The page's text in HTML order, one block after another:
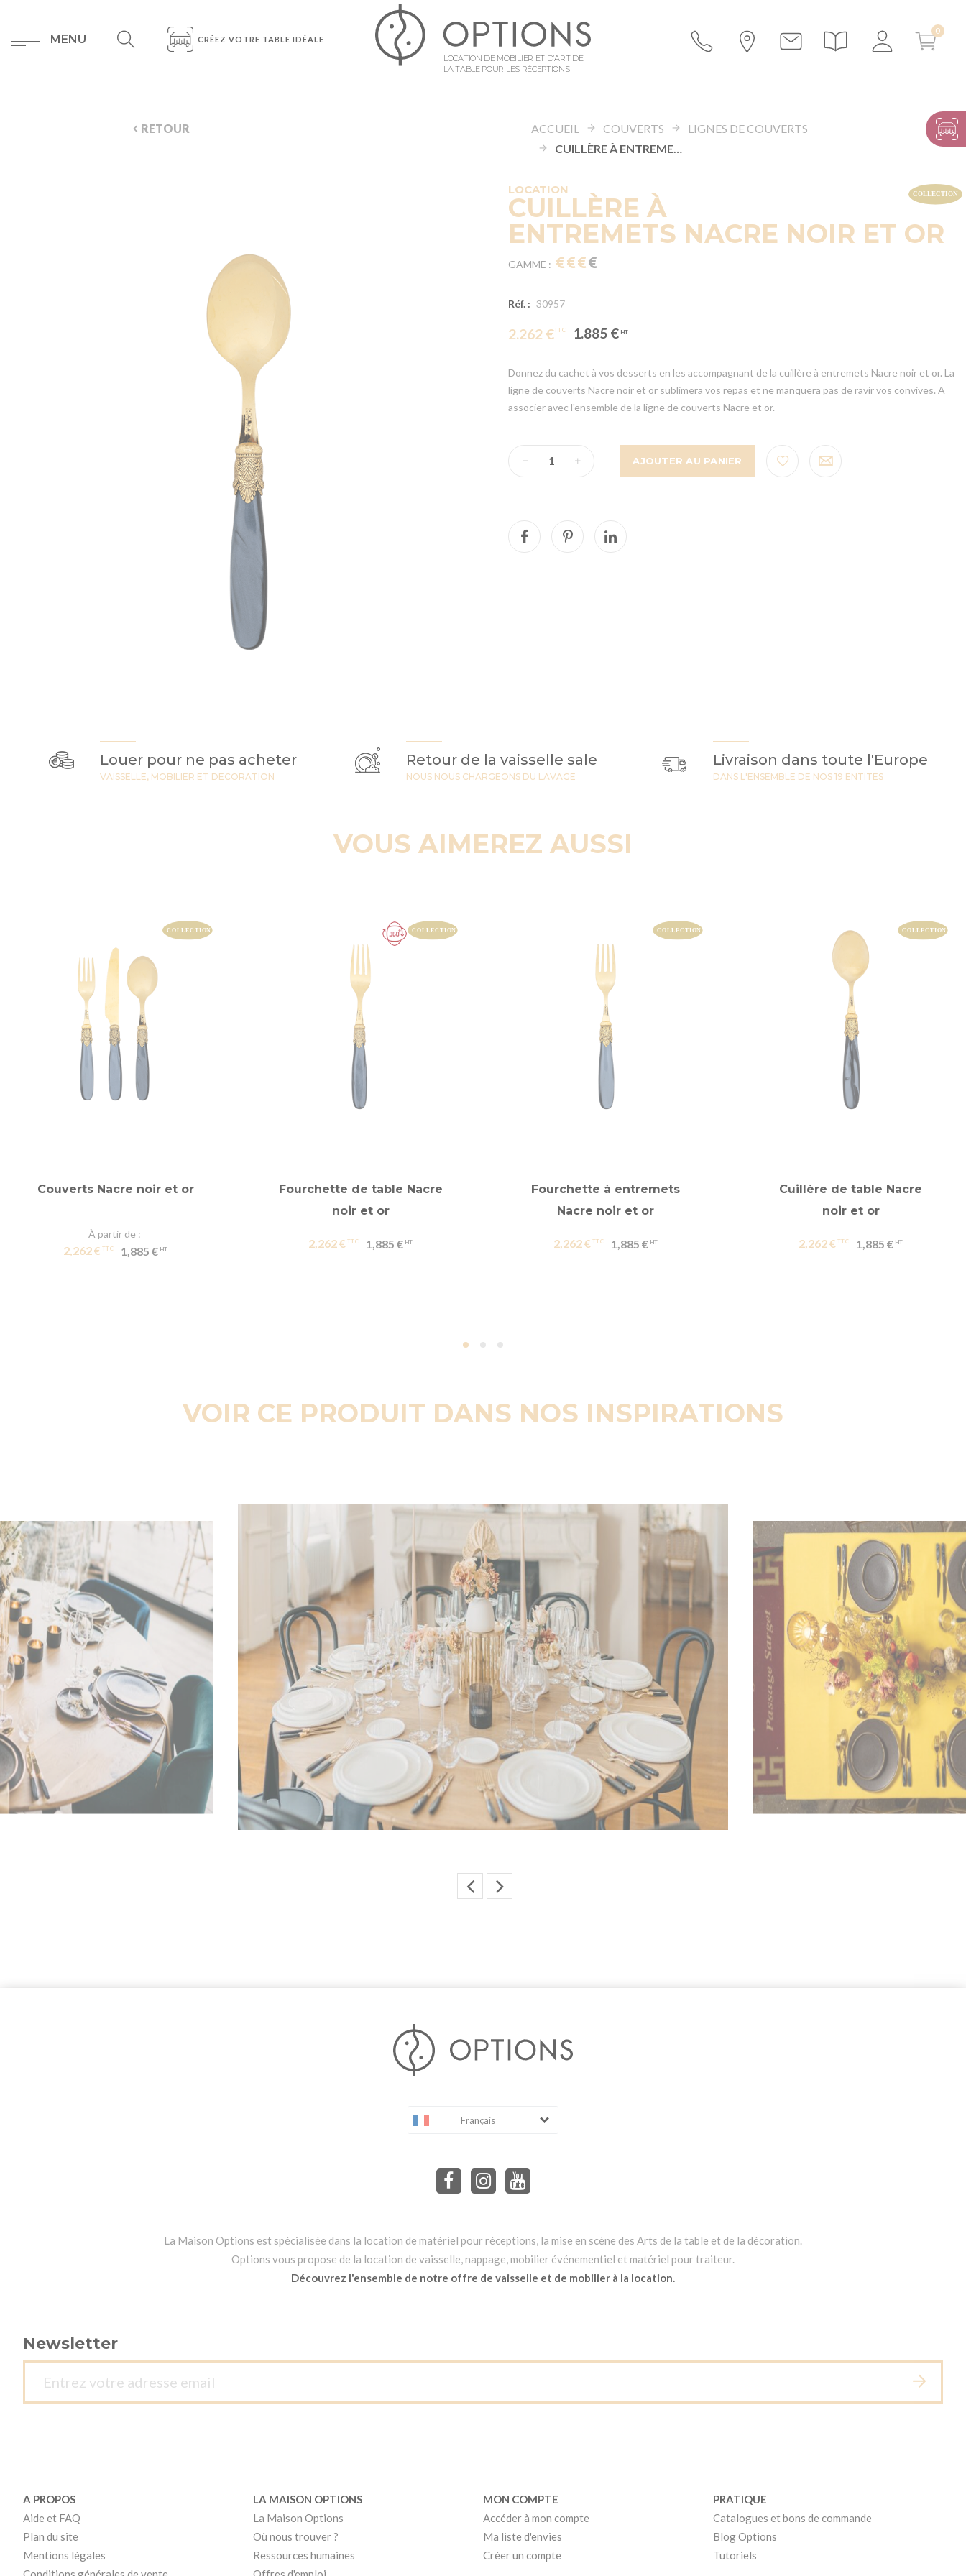
MENU CRÉEZ VOTRE TABLE IDÉALE
LOCATION DE MOBILIER ET D’ART DE
LA TABLE POUR LES RÉCEPTIONS
RETOUR ACCUEIL COUVERTS
LIGNES DE COUVERTS
CUILLÈRE À ENTREMETS NACRE NOIR ET OR
LOCATION
CUILLÈRE À
ENTREMETS NACRE NOIR ET OR
GAMME :
Réf. : 30957
2.262 € 1.885 €
Donnez du cachet à vos desserts en les accompagnant de la cuillère à entremets Nacre noir et or. La
ligne de couverts Nacre noir et or sublimera vos repas et ne manquera pas de ravir vos convives. A
associer avec l'ensemble de la ligne de couverts Nacre et or.
AJOUTER AU PANIER
Louer pour ne pas acheter
VAISSELLE, MOBILIER ET DECORATION
Retour de la vaisselle sale
NOUS NOUS CHARGEONS DU LAVAGE
Livraison dans toute l'Europe
DANS L'ENSEMBLE DE NOS 19 ENTITES
VOUS AIMEREZ AUSSI
Couverts Nacre noir et or
À partir de
2,262 € 1,885 €
Fourchette de table Nacre
noir et or
2,262 € 1,885 €
Fourchette à entremets
Nacre noir et or
2,262 € 1,885 €
Cuillère de table Nacre
noir et or
2,262 € 1,885 €
VOIR CE PRODUIT DANS NOS INSPIRATIONS
Français
La Maison Options est spécialisée dans la location de matériel pour réceptions, la mise en scène des Arts de la table et de la décoration.
Options vous propose de la location de vaisselle, nappage, mobilier événementiel et matériel pour traiteur.
Découvrez l'ensemble de notre offre de vaisselle et de mobilier à la location.
Newsletter
A PROPOS
Aide et FAQ
Plan du site
Mentions légales
LA MAISON OPTIONS
La Maison Options
Où nous trouver ?
Ressources humaines
MON COMPTE
Accéder à mon compte
Ma liste d'envies
Créer un compte
PRATIQUE
Catalogues et bons de commande
Blog Options
Tutoriels